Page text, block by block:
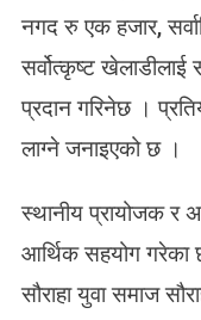
नगद रु एक हजार,
सर्वोत्कृष्ट
प्रदान गरिनेछ ।
लाग्ने जनाइएको छ ।
स्थानीय प्रायोजक
आर्थिक सहयोग गरेका
सौराहा युवा समाज